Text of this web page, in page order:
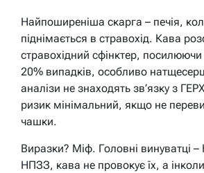
Найпоширеніша скарга – печія,
піднімається в стравохід. Кава
стравохідний сфінктер,
20% випадків, особливо
аналізи не знаходять зв’язку з
ризик мінімальний, якщо не
чашки.
Виразки? Міф. Головні винуватці –
НПЗЗ, кава не провокує їх, а